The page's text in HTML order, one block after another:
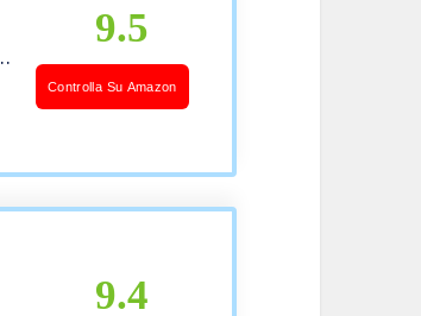
9.5
Controlla Su Amazon
9.4